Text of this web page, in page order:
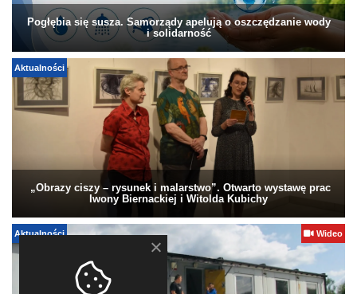
Pogłębia się susza. Samorządy apelują o oszczędzanie wody
i solidarność
Aktualności
„Obrazy ciszy – rysunek i malarstwo”. Otwarto wystawę prac
Iwony Biernackiej i Witolda Kubichy
Aktualności Wideo